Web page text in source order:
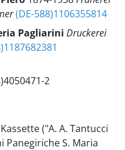
(DE-588)1106355814
Pagliarini Druckerei
2
("A. A. Tantucci
Panegiriche S. Maria